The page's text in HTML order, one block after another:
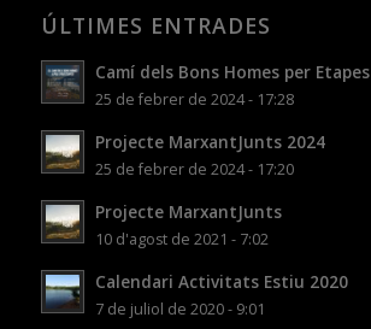
ÚLTIMES ENTRADES
Camí dels Bons Homes per Etapes
25 de febrer de 2024 - 17:28
Projecte MarxantJunts 2024
25 de febrer de 2024 - 17:20
Projecte MarxantJunts
10 d'agost de 2021 - 7:02
Calendari Activitats Estiu 2020
7 de juliol de 2020 - 9:01